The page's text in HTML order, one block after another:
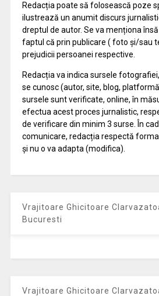
Redacția poate să folosească poze
ilustrează un anumit discurs
dreptul de autor. Se va menționa
faptul că prin publicare ( foto și/sau
prejudicii persoanei respective.
Redacția va indica sursele
se cunosc (autor, site, blog,
sursele sunt verificate, online, în
efectua acest proces jurnalistic,
de verificare din minim 3 surse. În
comunicare, redacția respectă
și nu o va adapta (modifica).
Vrajitoare Ghicitoare
Bucuresti
Vrajitoare Ghicitoare